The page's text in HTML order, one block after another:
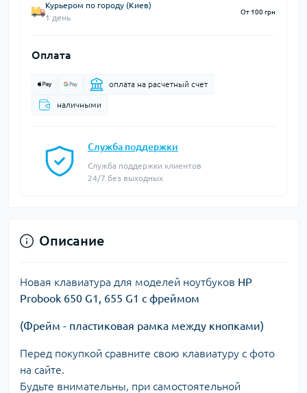
Курьером по городу (Киев)
1 день
От 100 грн
Оплата
оплата на расчетный счет
наличными
Служба поддержки
Служба поддержки клиентов
24/7 без выходных
Описание
Новая клавиатура для моделей ноутбуков HP
Probook 650 G1, 655 G1 с фреймом
(Фрейм - пластиковая рамка между кнопками)
Перед покупкой сравните свою клавиатуру с фото
на сайте.
Будьте внимательны, при самостоятельной